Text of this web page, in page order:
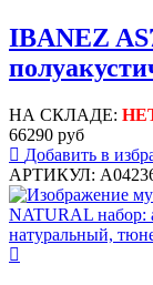
IBANEZ
НА СКЛАДЕ:
66290 руб
Добавить в
АРТИКУЛ: